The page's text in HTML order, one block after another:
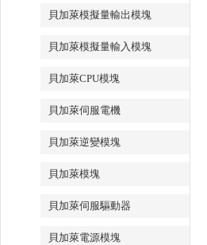
貝加萊模擬量輸出模塊
貝加萊模擬量輸入模塊
貝加萊CPU模塊
貝加萊伺服電機
貝加萊逆變模塊
貝加萊模塊
貝加萊伺服驅動器
貝加萊電源模塊